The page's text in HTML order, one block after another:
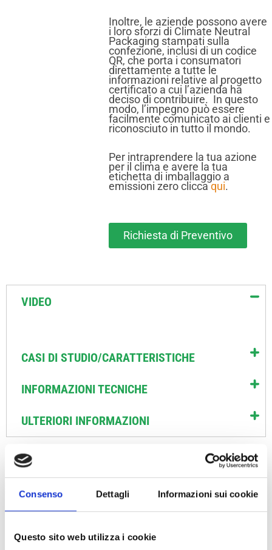
Consenso Dettagli Informazioni sui cookie
Questo sito web utilizza i cookie
Inoltre, le aziende possono avere
i loro sforzi di Climate Neutral
Packaging stampati sulla
confezione, inclusi di un codice
QR, che porta i consumatori
direttamente a tutte le
informazioni relative al progetto
certificato a cui l’azienda ha
deciso di contribuire. In questo
modo, l’impegno può essere
facilmente comunicato ai clienti e
riconosciuto in tutto il mondo.
Per intraprendere la tua azione
per il clima e avere la tua
etichetta di imballaggio a
emissioni zero cliccaqui.
Richiesta di Preventivo
VIDEO
CASI DI STUDIO/CARATTERISTICHE
INFORMAZIONI TECNICHE
ULTERIORI INFORMAZIONI
PRODOTTI CORRELATI